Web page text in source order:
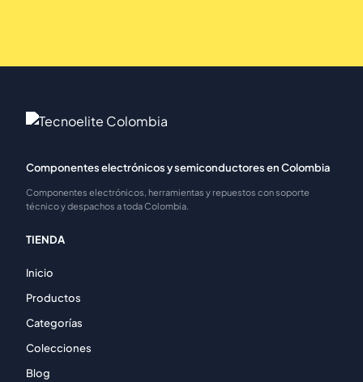
Componentes electrónicos y semiconductores en Colombia
Componentes electrónicos, herramientas y repuestos con soporte
técnico y despachos a toda Colombia.
TIENDA
Inicio
Productos
Categorías
Colecciones
Blog